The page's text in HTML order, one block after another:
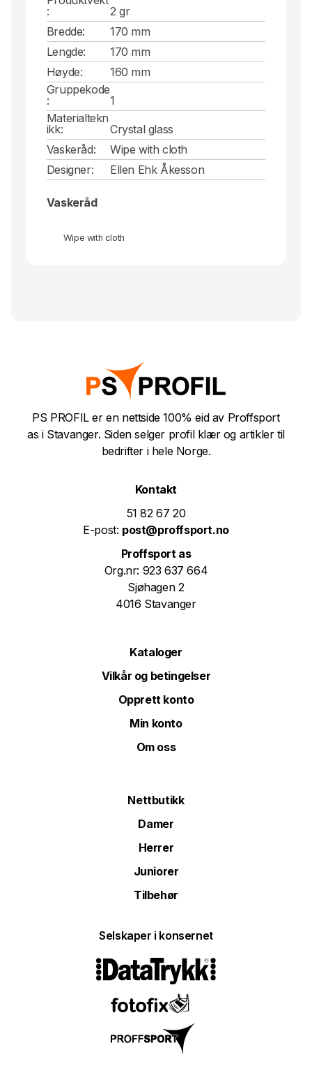
:
2 gr
Bredde:
170 mm
Lengde:
170 mm
Høyde:
160 mm
Gruppekode
:
1
Materialtekn
ikk:
Crystal glass
Vaskeråd:
Wipe with cloth
Designer:
Ellen Ehk Åkesson
Vaskeråd
Wipe with cloth
PS PROFIL er en nettside 100% eid av Proffsport
as i Stavanger. Siden selger profil klær og artikler til
bedrifter i hele Norge.
Kontakt
51 82 67 20
E-post: post@proffsport.no
Proffsport as
Org.nr: 923 637 664
Sjøhagen 2
4016 Stavanger
Kataloger
Vilkår og betingelser
Opprett konto
Min konto
Om oss
Nettbutikk
Damer
Herrer
Juniorer
Tilbehør
Selskaper i konsernet